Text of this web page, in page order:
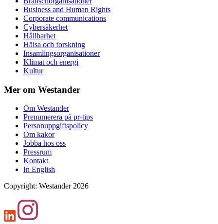
Business and Human Rights
Corporate communications
Cybersäkerhet
Hållbarhet
Hälsa och forskning
Insamlingsorganisationer
Klimat och energi
Kultur
Mer om Westander
Om Westander
Prenumerera på pr-tips
Personuppgiftspolicy
Om kakor
Jobba hos oss
Pressrum
Kontakt
In English
Copyright: Westander 2026